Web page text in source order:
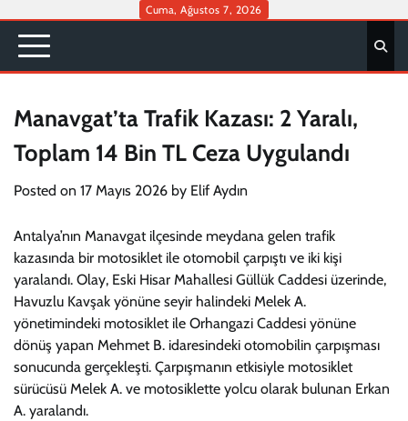
content
Cuma, Ağustos 7, 2026
Manavgat’ta Trafik Kazası: 2 Yaralı,
Toplam 14 Bin TL Ceza Uygulandı
Posted on 17 Mayıs 2026 by Elif Aydın
Antalya’nın Manavgat ilçesinde meydana gelen trafik
kazasında bir motosiklet ile otomobil çarpıştı ve iki kişi
yaralandı. Olay, Eski Hisar Mahallesi Güllük Caddesi üzerinde,
Havuzlu Kavşak yönüne seyir halindeki Melek A.
yönetimindeki motosiklet ile Orhangazi Caddesi yönüne
dönüş yapan Mehmet B. idaresindeki otomobilin çarpışması
sonucunda gerçekleşti. Çarpışmanın etkisiyle motosiklet
sürücüsü Melek A. ve motosiklette yolcu olarak bulunan Erkan
A. yaralandı.